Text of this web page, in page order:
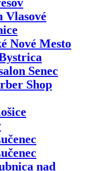
Vlasové
Nové Mesto
Senec
Shop
nad